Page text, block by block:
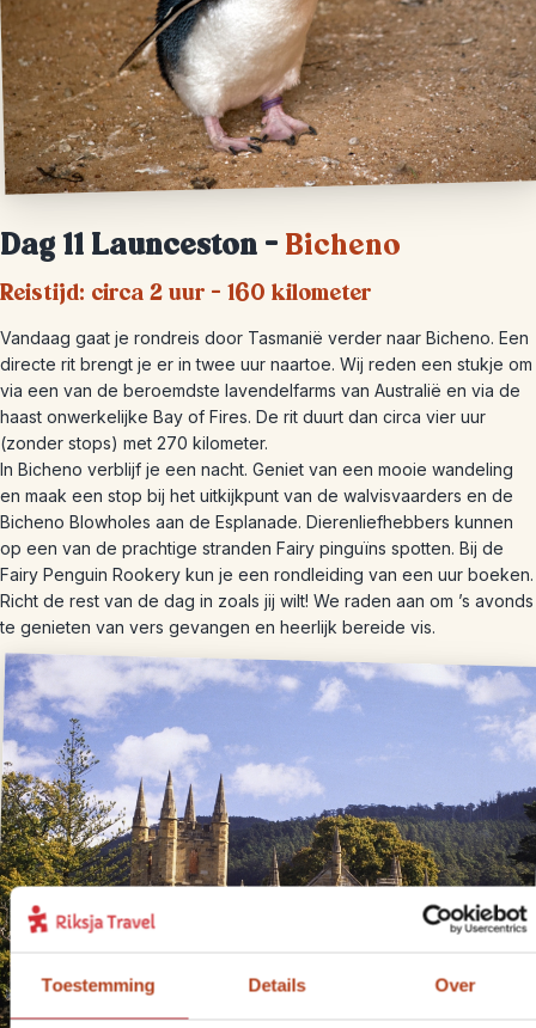
Toestemming Details Over
Dag 11 Launceston – Bicheno
Reistijd: circa 2 uur – 160 kilometer
Vandaag gaat je rondreis door Tasmanië verder naar Bicheno. Een
directe rit brengt je er in twee uur naartoe. Wij reden een stukje om
via een van de beroemdste lavendelfarms van Australië en via de
haast onwerkelijke Bay of Fires. De rit duurt dan circa vier uur
(zonder stops) met 270 kilometer.
In Bicheno verblijf je een nacht. Geniet van een mooie wandeling
en maak een stop bij het uitkijkpunt van de walvisvaarders en de
Bicheno Blowholes aan de Esplanade. Dierenliefhebbers kunnen
op een van de prachtige stranden Fairy pinguïns spotten. Bij de
Fairy Penguin Rookery kun je een rondleiding van een uur boeken.
Richt de rest van de dag in zoals jij wilt! We raden aan om ’s avonds
te genieten van vers gevangen en heerlijk bereide vis.